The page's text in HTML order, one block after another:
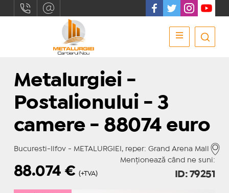
Metalurgiei -
Postalionului - 3
camere - 88074 euro
Bucuresti-Ilfov - METALURGIEI, reper: Grand Arena Mall
Menționează când ne suni:
88.074€ (+TVA) ID: 79251